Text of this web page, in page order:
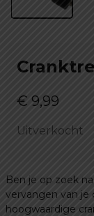
€ 9,99
Uitverkocht
Ben je op zoek
vervangen van je
hoogwaardige